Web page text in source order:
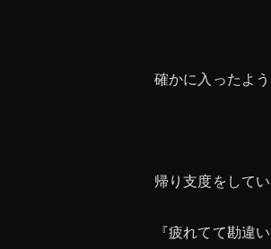
確かに入ったよ
帰り支度をして
『疲れてて勘違